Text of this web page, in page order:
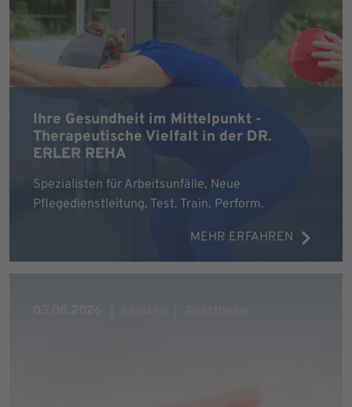
Ihre Gesundheit im Mittelpunkt -
Therapeutische Vielfalt in der DR.
ERLER REHA
Spezialisten für Arbeitsunfälle, Neue
Pflegedienstleitung, Test. Train. Perform.
MEHR ERFAHREN